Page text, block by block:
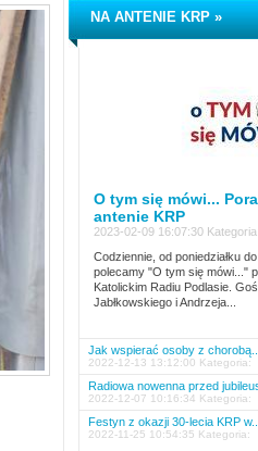
NA ANTENIE KRP »
O tym się mówi...
antenie KRP
2023-02-09 16:07:30 Kategoria:
Codziennie, od poniedziałku
polecamy "O tym się mówi..."
Katolickim Radiu Podlasie.
Jabłkowskiego i Andrzeja...
Jak wspierać osoby z chorobą...
2022-12-13 13:12:00 Kategoria:
Radiowa nowenna przed
2022-12-07 10:16:34 Kategoria:
Festyn z okazji 30-lecia KRP w...
2022-11-25 10:54:35 Kategoria: